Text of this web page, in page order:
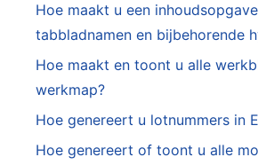
Hoe maakt u een
tabbladnamen en bijbehorende
Hoe maakt en toont u alle
werkmap?
Hoe genereert u lotnummers in
Hoe genereert of toont u alle